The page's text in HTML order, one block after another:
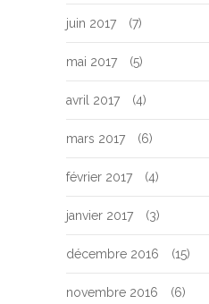
juin 2017 (7)
mai 2017 (5)
avril 2017 (4)
mars 2017 (6)
février 2017 (4)
janvier 2017 (3)
décembre 2016 (15)
novembre 2016 (6)